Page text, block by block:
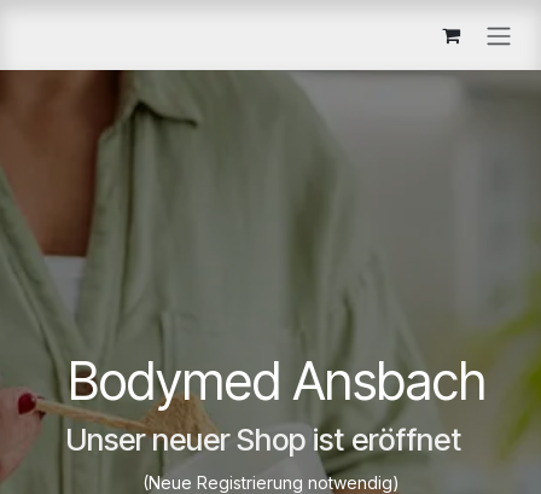
Bodymed Ansbach
Unser neuer Shop ist eröffnet
(Neue Registrierung notwendig)